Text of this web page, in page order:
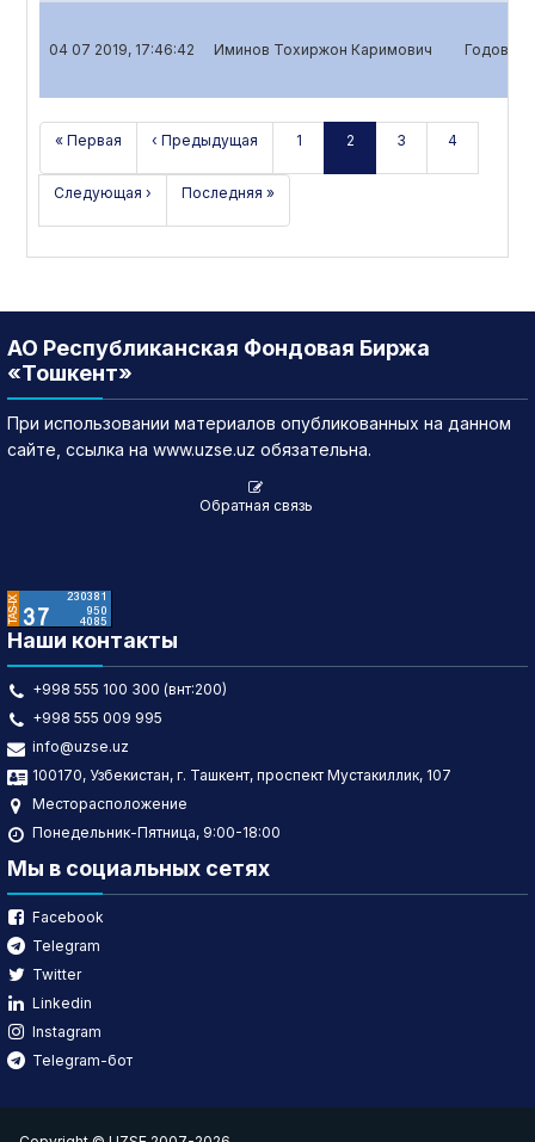
04 07 2019, 17:46:42 Иминов Тохиржон Каримович Годовой
« Первая ‹ Предыдущая 1 2 3 4
Следующая › Последняя »
АО Республиканская Фондовая Биржа
«Тошкент»
При использовании материалов опубликованных на данном
сайте, ссылка на www.uzse.uz обязательна.
Обратная связь
Наши контакты
+998 555 100 300 (внт:200)
+998 555 009 995
info@uzse.uz
100170, Узбекистан, г. Ташкент, проспект Мустакиллик, 107
Месторасположение
Понедельник-Пятница, 9:00-18:00
Мы в социальных сетях
Facebook
Telegram
Twitter
Linkedin
Instagram
Telegram-бот